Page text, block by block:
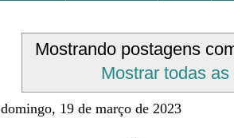
Mostrando postagens
Mostrar todas
domingo, 19 de março de 2023